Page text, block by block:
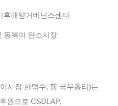
후해양거버넌스센터
동북아 탄소시장
사장 한덕수, 前 국무총리)는
원으로 CSDLAP,